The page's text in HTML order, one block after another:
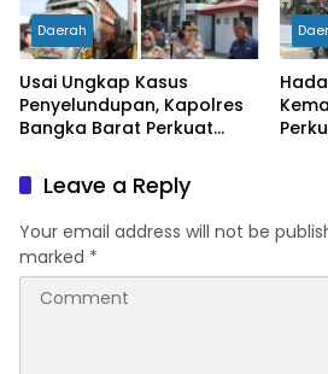
Daerah
Usai Ungkap Kasus
Penyelundupan, Kapolres
Bangka Barat Perkuat
Pelabuhan Tanjung Kalian
Leave a Reply
Your email address will not be
marked *